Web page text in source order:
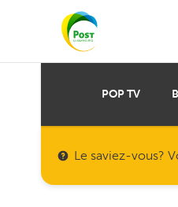
POP TV
Le saviez-vous?